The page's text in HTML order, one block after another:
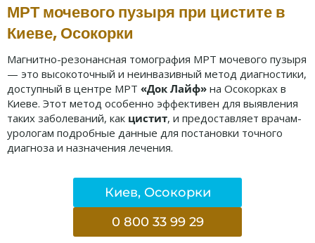
МРТ мочевого пузыря при цистите в
Киеве, Осокорки
Магнитно-резонансная томография МРТ мочевого пузыря
— это высокоточный и неинвазивный метод диагностики,
доступный в центре МРТ «Док Лайф» на Осокорках в
Киеве. Этот метод особенно эффективен для выявления
таких заболеваний, как цистит, и предоставляет врачам-
урологам подробные данные для постановки точного
диагноза и назначения лечения.
Киев, Осокорки
0 800 33 99 29